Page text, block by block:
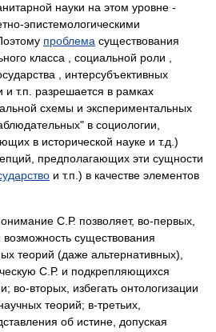
науки на этом уровне -
эпистемологическими
проблема существования
класса , социальной роли ,
, интерсубъективных
и т.п. разрешается в рамках
схемы и экспериментальных
в социологии,
в исторической науке и т.д.)
предполагающих эти сущности
и т.п.) в качестве элементов
С.Р. позволяет, во-первых,
возможность существования
теорий (даже альтернативных),
С.Р. и подкрепляющихся
во-вторых, избегать онтологизации
теорий; в-третьих,
об истине, допуская